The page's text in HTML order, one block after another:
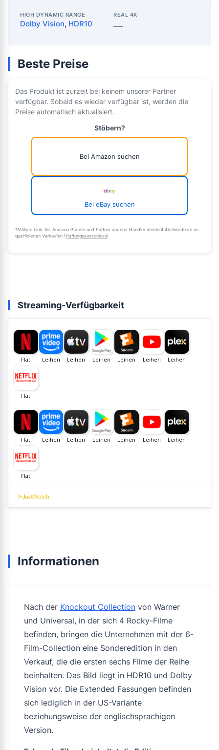
HIGH DYNAMIC RANGE
Dolby Vision, HDR10
REAL 4K
—
Beste Preise
Das Produkt ist zurzeit bei keinem unserer Partner
verfügbar. Sobald es wieder verfügbar ist, werden die
Preise automatisch aktualisiert.
Stöbern?
Bei Amazon suchen
Bei eBay suchen
*Affiliate Link: Als Amazon Partner und Partner anderer Händler verdient 4kfilmliste.de an
qualifizierten Verkäufen (Haftungsausschluss)
Streaming-Verfügbarkeit
Informationen
Nach der Knockout Collection von Warner
und Universal, in der sich 4 Rocky-Filme
befinden, bringen die Unternehmen mit der 6-
Film-Collection eine Sonderedition in den
Verkauf, die die ersten sechs Filme der Reihe
beinhalten. Das Bild liegt in HDR10 und Dolby
Vision vor. Die Extended Fassungen befinden
sich lediglich in der US-Variante
beziehungsweise der englischsprachigen
Version.